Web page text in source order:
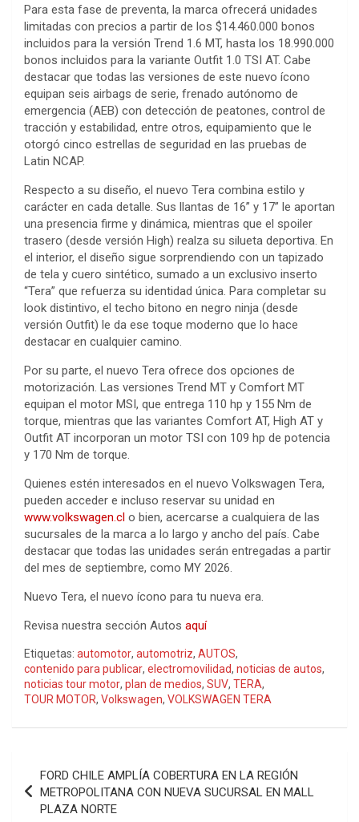
Para esta fase de preventa, la marca ofrecerá unidades
limitadas con precios a partir de los $14.460.000 bonos
incluidos para la versión Trend 1.6 MT, hasta los 18.990.000
bonos incluidos para la variante Outfit 1.0 TSI AT. Cabe
destacar que todas las versiones de este nuevo ícono
equipan seis airbags de serie, frenado autónomo de
emergencia (AEB) con detección de peatones, control de
tracción y estabilidad, entre otros, equipamiento que le
otorgó cinco estrellas de seguridad en las pruebas de
Latin NCAP.
Respecto a su diseño, el nuevo Tera combina estilo y
carácter en cada detalle. Sus llantas de 16” y 17” le aportan
una presencia firme y dinámica, mientras que el spoiler
trasero (desde versión High) realza su silueta deportiva. En
el interior, el diseño sigue sorprendiendo con un tapizado
de tela y cuero sintético, sumado a un exclusivo inserto
“Tera” que refuerza su identidad única. Para completar su
look distintivo, el techo bitono en negro ninja (desde
versión Outfit) le da ese toque moderno que lo hace
destacar en cualquier camino.
Por su parte, el nuevo Tera ofrece dos opciones de
motorización. Las versiones Trend MT y Comfort MT
equipan el motor MSI, que entrega 110 hp y 155 Nm de
torque, mientras que las variantes Comfort AT, High AT y
Outfit AT incorporan un motor TSI con 109 hp de potencia
y 170 Nm de torque.
Quienes estén interesados en el nuevo Volkswagen Tera,
pueden acceder e incluso reservar su unidad en
www.volkswagen.cl o bien, acercarse a cualquiera de las
sucursales de la marca a lo largo y ancho del país. Cabe
destacar que todas las unidades serán entregadas a partir
del mes de septiembre, como MY 2026.
Nuevo Tera, el nuevo ícono para tu nueva era.
Revisa nuestra sección Autos aquí
Etiquetas: automotor, automotriz, AUTOS,
contenido para publicar, electromovilidad, noticias de autos,
noticias tour motor, plan de medios, SUV, TERA,
TOUR MOTOR, Volkswagen, VOLKSWAGEN TERA
de
entradas
FORD CHILE AMPLÍA COBERTURA EN LA REGIÓN
METROPOLITANA CON NUEVA SUCURSAL EN MALL
PLAZA NORTE